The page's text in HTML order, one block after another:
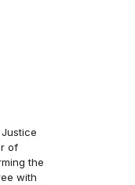
of
the
with